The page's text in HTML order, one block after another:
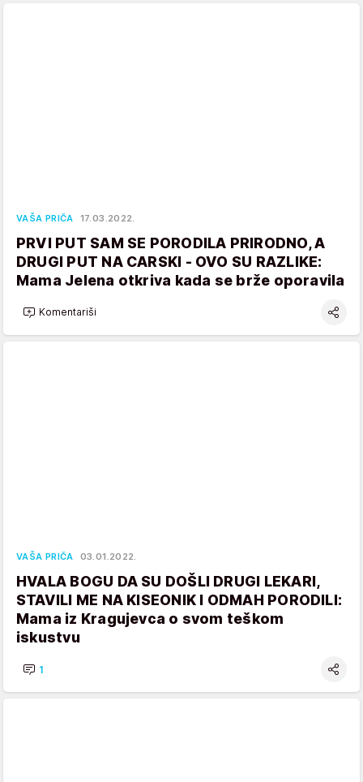
VAŠA PRIČA 17.03.2022.
PRVI PUT SAM SE PORODILA PRIRODNO, A
DRUGI PUT NA CARSKI - OVO SU RAZLIKE:
Mama Jelena otkriva kada se brže oporavila
Komentariši
VAŠA PRIČA 03.01.2022.
HVALA BOGU DA SU DOŠLI DRUGI LEKARI,
STAVILI ME NA KISEONIK I ODMAH PORODILI:
Mama iz Kragujevca o svom teškom
iskustvu
1